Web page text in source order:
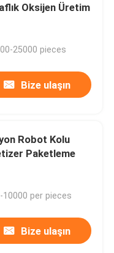
Oksijen Üretim
25000 pieces
Bize ulaşın
Robot Kolu
Paketleme
10000 per pieces
Bize ulaşın